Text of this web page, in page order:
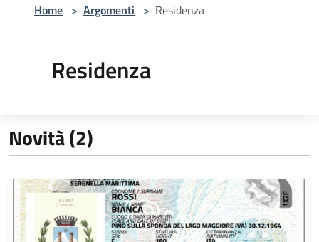
Home > Argomenti > Residenza
Residenza
Novità (2)